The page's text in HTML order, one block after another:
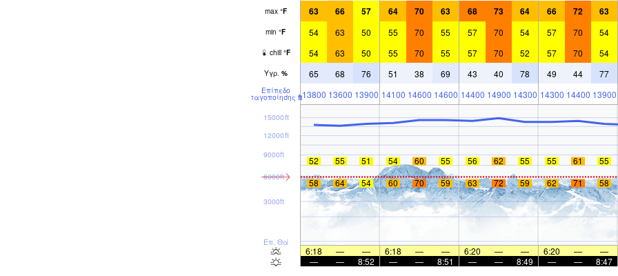
max °F 63 66 57 64 70 63 68 73 64 66 72 63
min °F 54 63 50 55 70 55 57 70 54 57 70 54
chill °F 54 63 50 55 70 55 57 70 52 57 70 54
Υγρ. % 65 68 76 51 38 69 43 40 78 49 44 77
Επίπεδο
παγοποίησης ft13800 13600 13900 14100 14600 14600 14400 14900 14300 14300 14400 13900
Επ. Θάλ
3000ft
6000ft
9000ft
12000ft
15000ft
52 55 51 54 60 55 56 62 55 55 61 55
58
64 54 60 70 59 63 72 59 62 71 58
6:18 — — 6:18 — — 6:20 — — 6:20 — —
—
— 8:52 — — 8:51 — — 8:49 — — 8:47